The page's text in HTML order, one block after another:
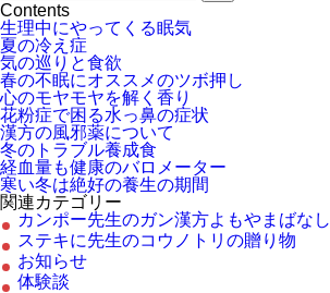
Contents
生理中にやってくる眠気
夏の冷え症
気の巡りと食欲
春の不眠にオススメのツボ押し
心のモヤモヤを解く香り
花粉症で困る水っ鼻の症状
漢方の風邪薬について
冬のトラブル養成食
経血量も健康のバロメーター
寒い冬は絶好の養生の期間
関連カテゴリー
カンポー先生のガン漢方よもやまばなし
ステキに先生のコウノトリの贈り物
お知らせ
体験談